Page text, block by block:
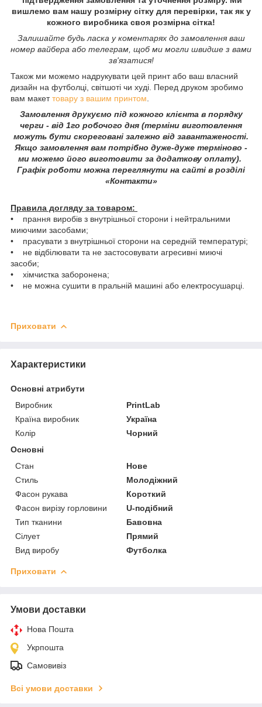
вишлемо вам нашу розмірну сітку для перевірки, так як у
кожного виробника своя розмірна сітка!
Залишайте будь ласка у коментарях до замовлення ваш
номер вайбера або телеграм, щоб ми могли швидше з вами
зв'язатися!
Також ми можемо надрукувати цей принт або ваш власний
дизайн на футболці, світшоті чи худі. Перед друком зробимо
вам макеттовару з вашим принтом
Замовлення друкуємо під кожного клієнта в порядку
черги - від 1го робочого дня (терміни виготовлення
можуть бути скореговані залежно від завантаженості.
Якщо замовлення вам потрібно дуже-дуже терміново -
ми можемо його виготовити за додаткову оплату).
Графік роботи можна переглянути на сайті в розділі
«Контакти»
Правила догляду за товаром:
• прання виробів з внутрішньої сторони і нейтральними
миючими засобами;
• прасувати з внутрішньої сторони на середній температурі;
• не відбілювати та не застосовувати агресивні миючі
засоби;
• хімчистка заборонена;
• не можна сушити в пральній машині або електросушарці.
Приховати
Характеристики
Основні атрибути
Виробник
PrintLab
Країна виробник
Україна
Колір
Чорний
Основні
Стан
Нове
Стиль
Молодіжний
Фасон рукава
Короткий
Фасон вирізу горловини
U-подібний
Тип тканини
Бавовна
Сілует
Прямий
Вид виробу
Футболка
Приховати
Умови доставки
Нова Пошта
Укрпошта
Самовивіз
Всі умови доставки